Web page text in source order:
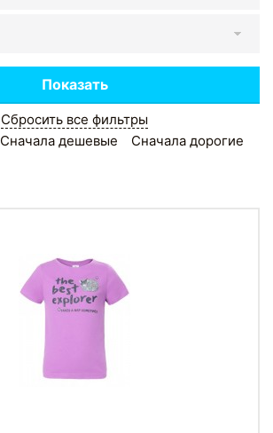
Сбросить все фильтры
Сначала дешевые Сначала дорогие